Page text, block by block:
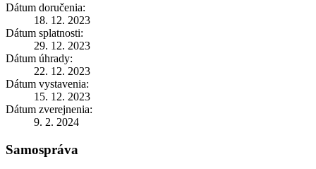
Dátum doručenia:
18. 12. 2023
Dátum splatnosti:
29. 12. 2023
Dátum úhrady:
22. 12. 2023
Dátum vystavenia:
15. 12. 2023
Dátum zverejnenia:
9. 2. 2024
Samospráva